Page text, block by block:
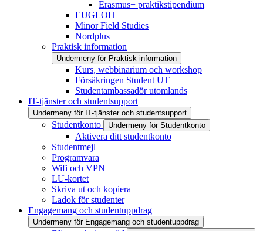
Erasmus+ praktikstipendium
EUGLOH
Minor Field Studies
Nordplus
Praktisk information
Undermeny för Praktisk information
Kurs, webbinarium och workshop
Försäkringen Student UT
Studentambassadör utomlands
IT-tjänster och studentsupport
Undermeny för IT-tjänster och studentsupport
Studentkonto Undermeny för Studentkonto
Aktivera ditt studentkonto
Studentmejl
Programvara
Wifi och VPN
LU-kortet
Skriva ut och kopiera
Ladok för studenter
Engagemang och studentuppdrag
Undermeny för Engagemang och studentuppdrag